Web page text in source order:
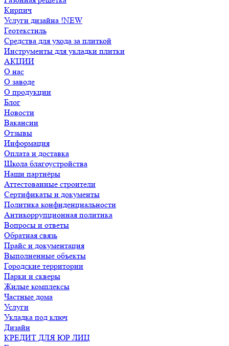
Кирпич
Услуги дизайна !NEW
Геотекстиль
Средства для ухода за плиткой
Инструменты для укладки плитки
АКЦИИ
О нас
О заводе
О продукции
Блог
Новости
Вакансии
Отзывы
Информация
Оплата и доставка
Школа благоустройства
Наши партнёры
Аттестованные строители
Сертификаты и документы
Политика конфиденциальности
Антикоррупционная политика
Вопросы и ответы
Обратная связь
Прайс и документация
Выполненные объекты
Городские территории
Парки и скверы
Жилые комплексы
Частные дома
Услуги
Укладка под ключ
Дизайн
КРЕДИТ ДЛЯ ЮР ЛИЦ